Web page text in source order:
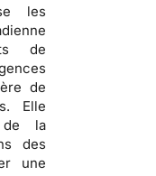
les
de
de
. Elle
de la
des
une